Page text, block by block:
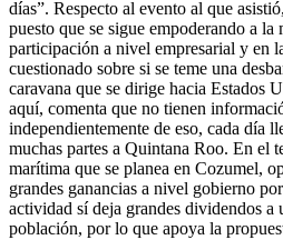
días”. Respecto al evento al que
puesto que se sigue empoderando a la
participación a nivel empresarial y en
cuestionado sobre si se teme una
caravana que se dirige hacia Estados
aquí, comenta que no tienen
independientemente de eso, cada día
muchas partes a Quintana Roo. En el
marítima que se planea en Cozumel,
grandes ganancias a nivel gobierno
actividad sí deja grandes dividendos a
población, por lo que apoya la